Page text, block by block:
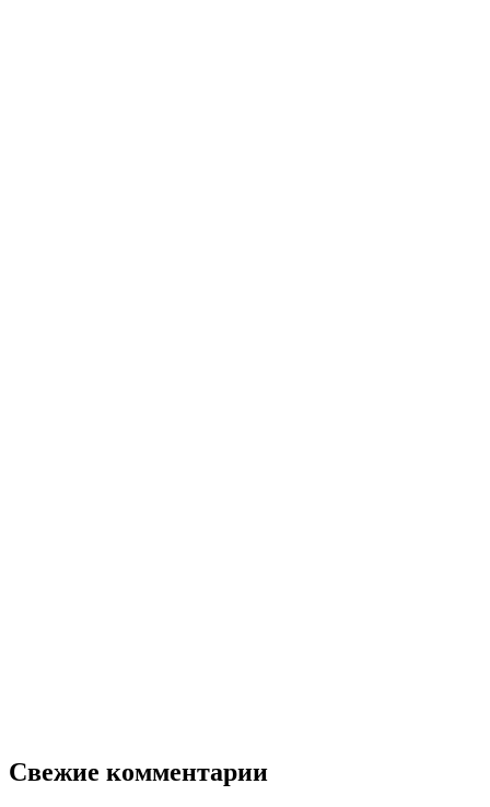
Свежие комментарии